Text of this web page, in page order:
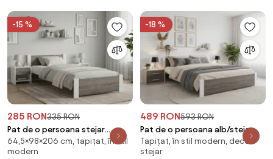
-15 %
285 RON335 RON
Pat de o persoana stejar
alb/trufa, IKAROS 90 x 200 cm
Saltele: Fara saltea, Somiera
64,5×98×206 cm, tapițat, în stil
modern
-18 %
489 RON593 RON
Pat de o persoana alb/stejar
trufa, IKAROS 120 x 200 cm
Saltele: Fara saltea, Somiera
Tapițat, în stil modern, decor
stejar